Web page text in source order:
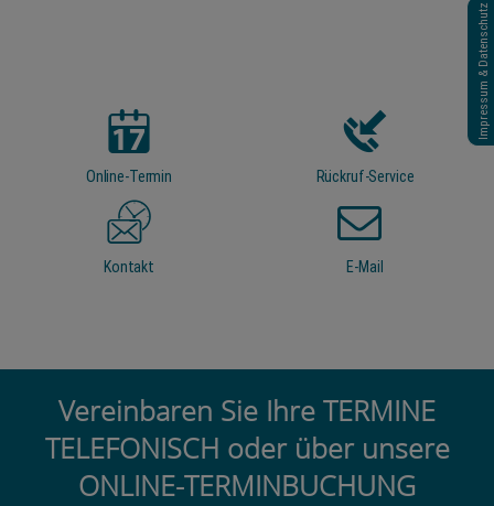
Impressum & Datenschutz
Online-Termin Rückruf-Service
Kontakt E-Mail
Vereinbaren Sie Ihre TERMINE
TELEFONISCH oder über unsere
ONLINE-TERMINBUCHUNG